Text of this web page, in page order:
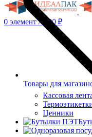
0 элемент / 0.00 ₽
Товары для
Кассовая
Ценники